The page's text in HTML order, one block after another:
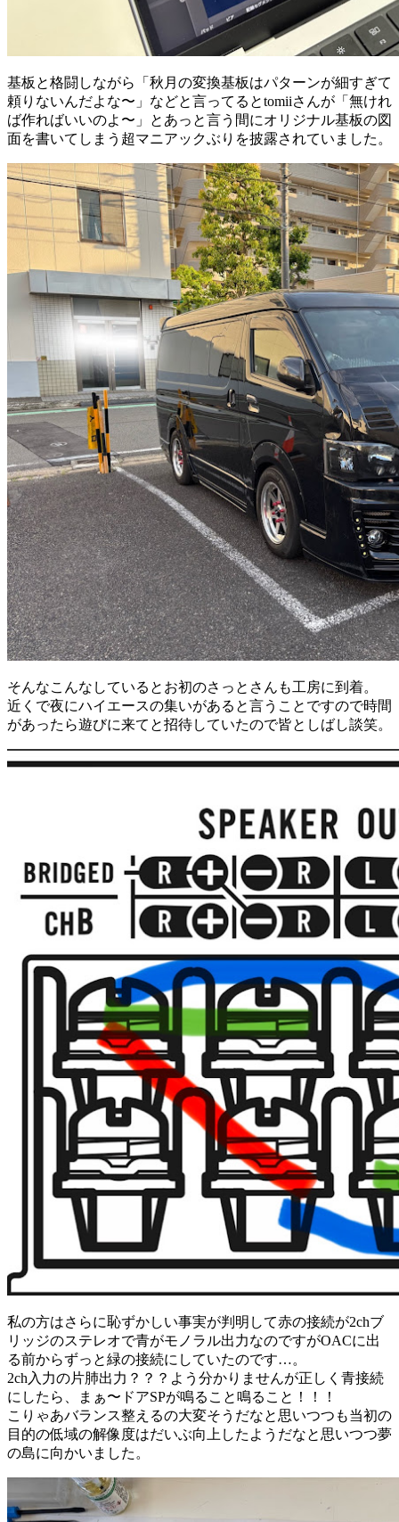
基板と格闘しながら「秋月の変換基板はパターンが細すぎて
頼りないんだよな〜」などと言ってるとtomiiさんが「無けれ
ば作ればいいのよ〜」とあっと言う間にオリジナル基板の図
面を書いてしまう超マニアックぶりを披露されていました。
そんなこんなしているとお初のさっとさんも工房に到着。
近くで夜にハイエースの集いがあると言うことですので時間
があったら遊びに来てと招待していたので皆としばし談笑。
私の方はさらに恥ずかしい事実が判明して赤の接続が2chブ
リッジのステレオで青がモノラル出力なのですがOACに出
る前からずっと緑の接続にしていたのです…。
2ch入力の片肺出力？？？よう分かりませんが正しく青接続
にしたら、まぁ〜ドアSPが鳴ること鳴ること！！！
こりゃあバランス整えるの大変そうだなと思いつつも当初の
目的の低域の解像度はだいぶ向上したようだなと思いつつ夢
の島に向かいました。